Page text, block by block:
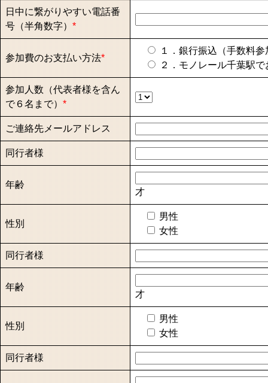
日中に繋がりやすい電話番
号（半角数字）*
参加費のお支払い方法*
１．銀行振込（手数料
２．モノレール千葉駅
参加人数（代表者様を含ん
で６名まで）*
ご連絡先メールアドレス
同行者様
年齢
才
性別
男性
女性
同行者様
年齢
才
性別
男性
女性
同行者様